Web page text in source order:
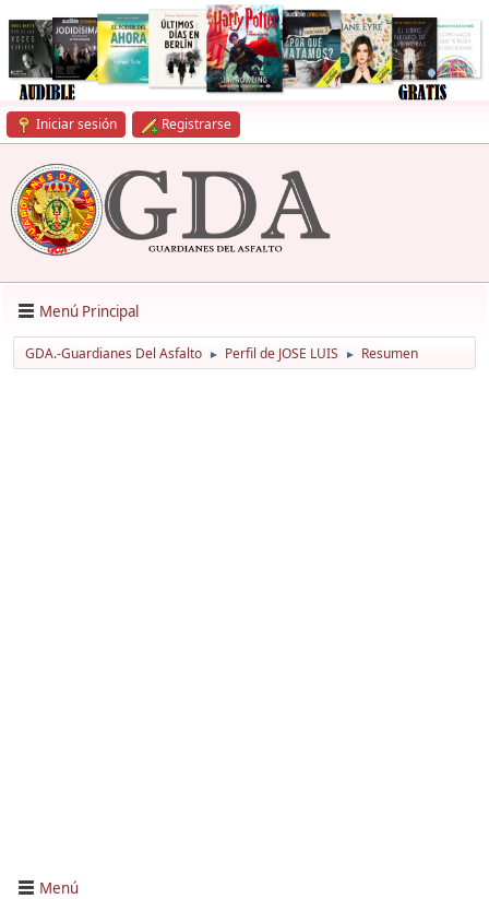
Iniciar sesión Registrarse
Menú Principal
GDA.-Guardianes Del Asfalto ► Perfil de JOSE LUIS ► Resumen
Menú